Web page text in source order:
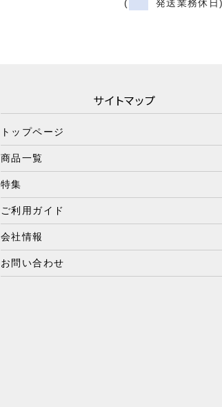
( 発送業務休日)
サイトマップ
トップページ
商品一覧
特集
ご利用ガイド
会社情報
お問い合わせ